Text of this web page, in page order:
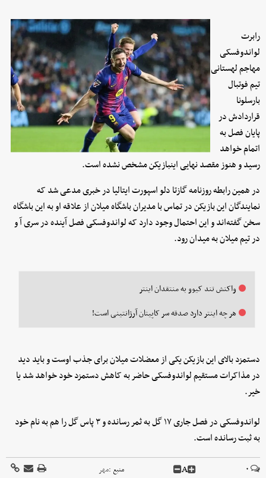
رابرت
لواندوفسکی
مهاجم لهستانی
تیم فوتبال
بارسلونا
قراردادش در
پایان فصل به
اتمام خواهد
رسید و هنوز مقصد نهایی اینبازیکن مشخص نشده است.
در همین رابطه روزنامه گازتا دلو اسپورت ایتالیا در خبری مدعی شد که
نمایندگان این بازیکن در تماس با مدیران باشگاه میلان از علاقه او به این باشگاه
سخن گفته‌اند و این احتمال وجود دارد که لواندوفسکی فصل آینده در سری آ و
در تیم میلان به میدان رود.
واکنش تند کیوو به منتقدان اینتر
هر چه اینتر دارد صدقه سر کاپیتان آرژانتینی است!
دستمزد بالای این بازیکن یکی از معضلات میلان برای جذب اوست و باید دید
در مذاکرات مستقیم لواندوفسکی حاضر به کاهش دستمزد خود خواهد شد یا
خیر.
لواندوفسکی در فصل جاری ۱۷ گل به ثمر رسانده و ۳ پاس گل را هم به نام خود
به ثبت رسانده است.
۰ A منبع :مهر